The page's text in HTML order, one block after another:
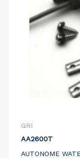
GRI
AA2600T
AUTONOME